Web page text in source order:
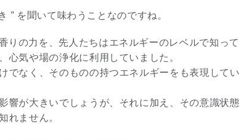
” を聞いて味わうことなのですね。
りの力を、先人たちはエネルギーのレベルで知って
心気や場の浄化に利用していました。
でなく、そのものの持つエネルギーをも表現してい
響が大きいでしょうが、それに加え、その意識状態
れません。